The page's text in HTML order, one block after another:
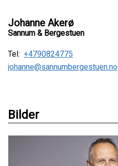
Johanne Akerø
Sannum & Bergestuen
Tel: +4790824775
johanne@sannumbergestuen.no
Bilder